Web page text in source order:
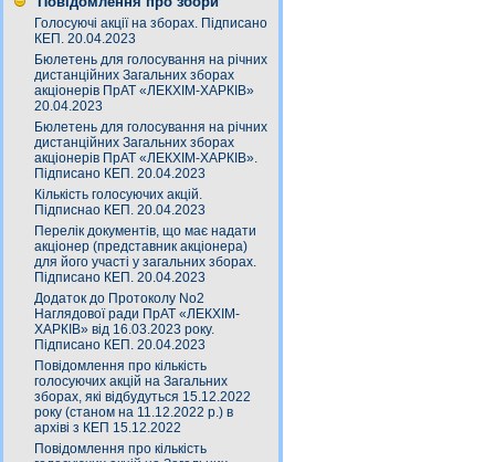
Голосуючі акції на зборах. Підписано
КЕП. 20.04.2023
Бюлетень для голосування на річних
дистанційних Загальних зборах
акціонерів ПрАТ «ЛЕКХІМ-ХАРКІВ»
20.04.2023
Бюлетень для голосування на річних
дистанційних Загальних зборах
акціонерів ПрАТ «ЛЕКХІМ-ХАРКІВ».
Підписано КЕП. 20.04.2023
Кількість голосуючих акцій.
Підписнао КЕП. 20.04.2023
Перелік документів, що має надати
акціонер (представник акціонера)
для його участі у загальних зборах.
Підписано КЕП. 20.04.2023
Додаток до Протоколу No2
Наглядової ради ПрАТ «ЛЕКХІМ-
ХАРКІВ» від 16.03.2023 року.
Підписано КЕП. 20.04.2023
Повідомлення про кількість
голосуючих акцій на Загальних
зборах, які відбудуться 15.12.2022
року (станом на 11.12.2022 р.) в
архіві з КЕП 15.12.2022
Повідомлення про кількість